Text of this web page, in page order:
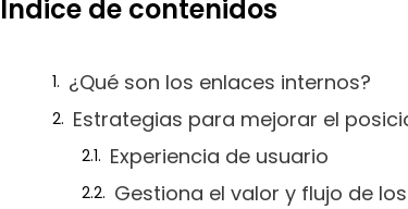
Índice de contenidos
¿Qué son los enlaces internos?
Experiencia de usuario
Gestiona el valor y flujo de